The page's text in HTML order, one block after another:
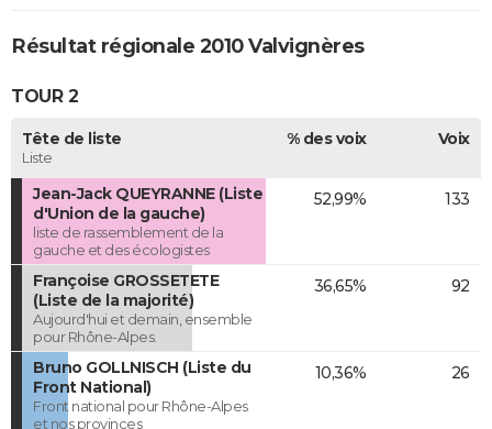
Résultat régionale 2010 Valvignères
TOUR 2
Tête de liste
Liste
% des voix Voix
Jean-Jack QUEYRANNE (Liste
d'Union de la gauche)
liste de rassemblement de la
gauche et des écologistes
52,99% 133
Françoise GROSSETETE
(Liste de la majorité)
Aujourd'hui et demain, ensemble
pour Rhône-Alpes.
36,65% 92
Bruno GOLLNISCH (Liste du
Front National)
Front national pour Rhône-Alpes
et nos provinces
10,36% 26